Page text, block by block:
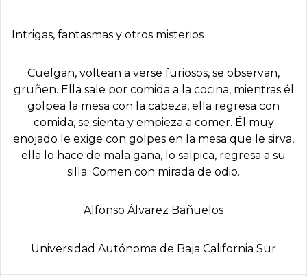
Intrigas, fantasmas y otros misterios
Cuelgan, voltean a verse furiosos, se observan,
gruñen. Ella sale por comida a la cocina, mientras él
golpea la mesa con la cabeza, ella regresa con
comida, se sienta y empieza a comer. Él muy
enojado le exige con golpes en la mesa que le sirva,
ella lo hace de mala gana, lo salpica, regresa a su
silla. Comen con mirada de odio.
Alfonso Álvarez Bañuelos
Universidad Autónoma de Baja California Sur